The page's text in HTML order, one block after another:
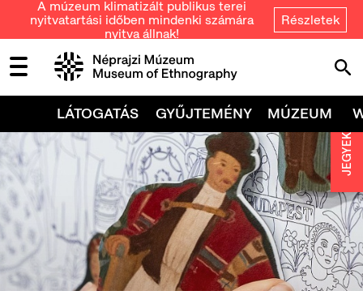
A múzeum klimatizált publikus terei
nyitvatartási időben mindenki számára
nyitva állnak!
Részletek
LÁTOGATÁS GYŰJTEMÉNY MÚZEUM
JEGYEK